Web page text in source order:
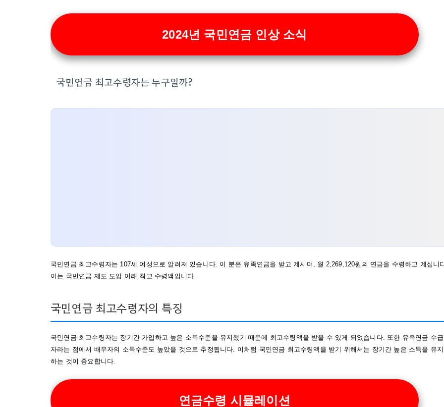
2024년 국민연금 인상 소식
국민연금 최고수령자는 누구일까?
국민연금 최고수령자는 107세 여성으로 알려져 있습니다. 이 분은 유족연금을 받고 계시며, 월 2,269,120원의 연금을 수령하고 계십니
이는 국민연금 제도 도입 이래 최고 수령액입니다.
국민연금 최고수령자의 특징
국민연금 최고수령자는 장기간 가입하고 높은 소득수준을 유지했기 때문에 최고수령액을 받을 수 있게 되었습니다. 또한 유족연금 수급
자라는 점에서 배우자의 소득수준도 높았을 것으로 추정됩니다. 이처럼 국민연금 최고수령액을 받기 위해서는 장기간 높은 소득을 유지
하는 것이 중요합니다.
연금수령 시뮬레이션